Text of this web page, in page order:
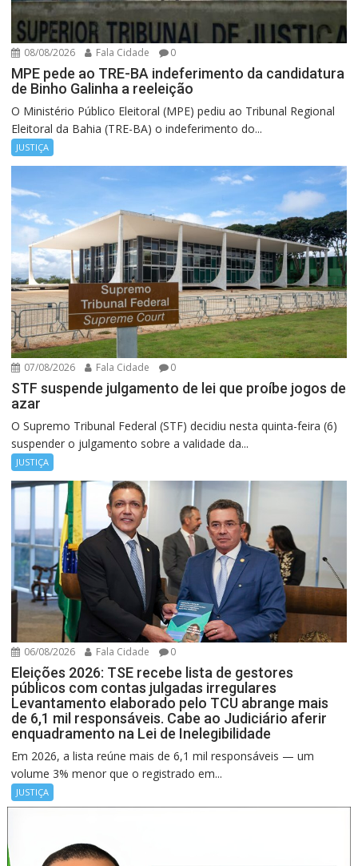
08/08/2026 Fala Cidade 0
MPE pede ao TRE-BA indeferimento da candidatura
de Binho Galinha a reeleição
O Ministério Público Eleitoral (MPE) pediu ao Tribunal Regional
Eleitoral da Bahia (TRE-BA) o indeferimento do...
JUSTIÇA
07/08/2026 Fala Cidade 0
STF suspende julgamento de lei que proíbe jogos de
azar
O Supremo Tribunal Federal (STF) decidiu nesta quinta-feira (6)
suspender o julgamento sobre a validade da...
JUSTIÇA
06/08/2026 Fala Cidade 0
Eleições 2026: TSE recebe lista de gestores
públicos com contas julgadas irregulares
Levantamento elaborado pelo TCU abrange mais
de 6,1 mil responsáveis. Cabe ao Judiciário aferir
enquadramento na Lei de Inelegibilidade
Em 2026, a lista reúne mais de 6,1 mil responsáveis — um
volume 3% menor que o registrado em...
JUSTIÇA